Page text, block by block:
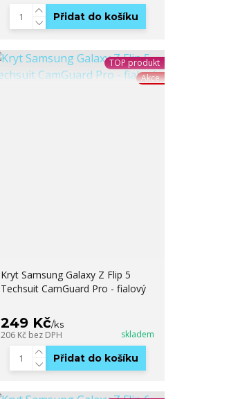
Přidat do košíku
TOP produkt
Akce
Kryt Samsung Galaxy Z Flip 5
Techsuit CamGuard Pro - fialový
249 Kč/ks
206 Kč bez DPH skladem
Přidat do košíku